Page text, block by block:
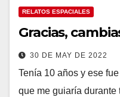
RELATOS ESPACIALES
Gracias,
30 DE MAY DE 2022
Tenía 10 años y ese
que me guiaría durante